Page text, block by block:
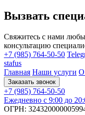
Вызвать
Свяжитесь с нами
консультацию
+7 (985) 764-50-50
stafus
Главная Наши услуги О
Заказать звонок
+7 (985) 764-50-50
Ежедневно с 9:00 до
ОГРН: